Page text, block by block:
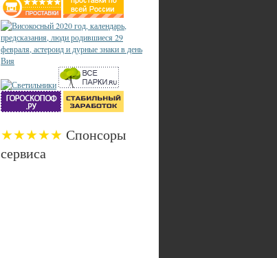
★★★★★ Спонсоры
сервиса